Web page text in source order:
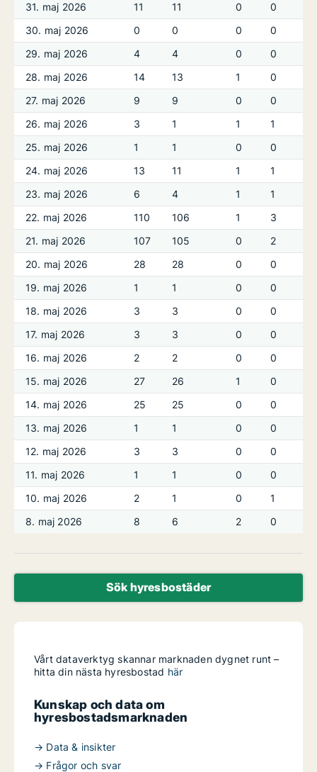
31. maj 2026
11 11 0
0
30. maj 2026
0 0 0
0
29. maj 2026
4 4 0
0
28. maj 2026
14 13 1
0
27. maj 2026
9 9 0
0
26. maj 2026
3 1 1
1
25. maj 2026
1 1 0
0
24. maj 2026
13 11 1
1
23. maj 2026
6 4 1
1
22. maj 2026
110 106 1
3
21. maj 2026
107 105 0
2
20. maj 2026
28 28 0
0
19. maj 2026
1 1 0
0
18. maj 2026
3 3 0
0
17. maj 2026
3 3 0
0
16. maj 2026
2 2 0
0
15. maj 2026
27 26 1
0
14. maj 2026
25 25 0
0
13. maj 2026
1 1 0
0
12. maj 2026
3 3 0
0
11. maj 2026
1 1 0
0
10. maj 2026
2 1 0
1
8. maj 2026
8 6 2 0
Sök hyresbostäder
Vårt dataverktyg skannar marknaden dygnet runt –
hitta din nästa hyresbostad här
Kunskap och data om
hyresbostadsmarknaden
→ Data & insikter
→ Frågor och svar